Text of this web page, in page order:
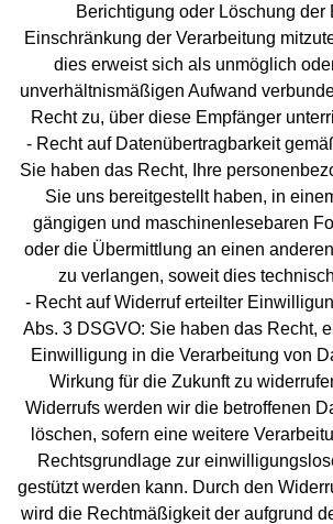
Berichtigung oder Löschung der
Einschränkung der Verarbeitung
dies erweist sich als unmöglich
unverhältnismäßigen Aufwand
Recht zu, über diese Empfänger
- Recht auf Datenübertragbarkeit
Sie haben das Recht, Ihre
Sie uns bereitgestellt haben, in
gängigen und maschinenlesebaren
oder die Übermittlung an einen
zu verlangen, soweit dies
- Recht auf Widerruf erteilter
Abs. 3 DSGVO: Sie haben das Recht,
Einwilligung in die Verarbeitung von
Wirkung für die Zukunft zu
Widerrufs werden wir die betroffenen
löschen, sofern eine weitere
Rechtsgrundlage zur
gestützt werden kann. Durch den
wird die Rechtmäßigkeit der aufgrund